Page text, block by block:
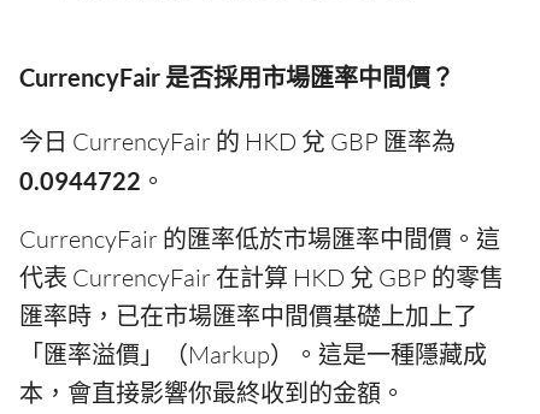
CurrencyFair 是否採用市場匯率中間價？
今日 CurrencyFair 的 HKD 兌 GBP 匯率為
0.0944722 。
CurrencyFair 的匯率低於市場匯率中間價。這
代表 CurrencyFair 在計算 HKD 兌 GBP 的零售
匯率時，已在市場匯率中間價基礎上加上了
「匯率溢價」（Markup）。這是一種隱藏成
本，會直接影響你最終收到的金額。